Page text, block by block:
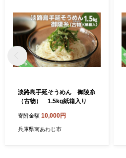
淡路島手延そうめん 御陵糸
（古物） 1.5kg紙箱入り
寄附金額 10,000円
兵庫県南あわじ市